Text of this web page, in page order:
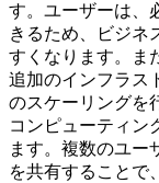
す。ユーザーは、
きるため、ビジネ
すくなります。ま
追加のインフラス
のスケーリングを
コンピューティン
ます。複数のユー
を共有することで